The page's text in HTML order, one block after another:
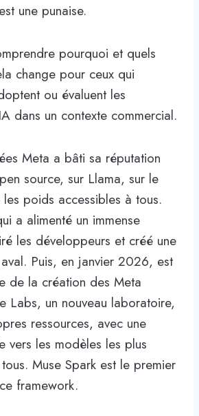
une punaise.
pourquoi et quels
change pour ceux qui
ou évaluent les
dans un contexte commercial.
Meta a bâti sa réputation
source, sur Llama, sur le
poids accessibles à tous.
a alimenté un immense
les développeurs et créé une
Puis, en janvier 2026, est
de la création des Meta
Labs, un nouveau laboratoire,
ressources, avec une
vers les modèles les plus
Muse Spark est le premier
framework.